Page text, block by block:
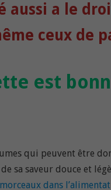
aussi a le
ceux de
est
qui peuvent être
sa saveur douce et
dans